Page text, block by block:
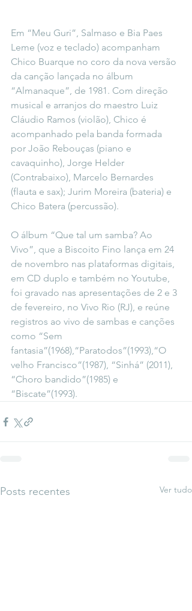
Em “Meu Guri”, Salmaso e Bia Paes
Leme (voz e teclado) acompanham
Chico Buarque no coro da nova versão
da canção lançada no álbum
“Almanaque”, de 1981. Com direção
musical e arranjos do maestro Luiz
Cláudio Ramos (violão), Chico é
acompanhado pela banda formada
por João Rebouças (piano e
cavaquinho), Jorge Helder
(Contrabaixo), Marcelo Bernardes
(flauta e sax); Jurim Moreira (bateria) e
Chico Batera (percussão).
O álbum “Que tal um samba? Ao
Vivo”, que a Biscoito Fino lança em 24
de novembro nas plataformas digitais,
em CD duplo e também no Youtube,
foi gravado nas apresentações de 2 e 3
de fevereiro, no Vivo Rio (RJ), e reúne
registros ao vivo de sambas e canções
como “Sem
fantasia”(1968),“Paratodos”(1993),“O
velho Francisco”(1987), “Sinhá” (2011),
“Choro bandido”(1985) e
“Biscate”(1993).
Posts recentes Ver tudo